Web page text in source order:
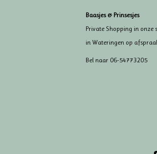
Baasjes & Prinsesjes
Private Shopping in onze
in Wateringen op
Bel naar 06-54773205